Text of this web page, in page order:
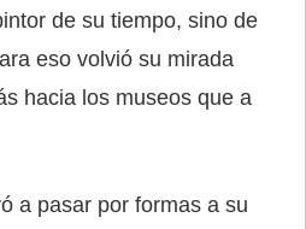
de su tiempo, sino de
eso volvió su mirada
hacia los museos que a
a pasar por formas a su